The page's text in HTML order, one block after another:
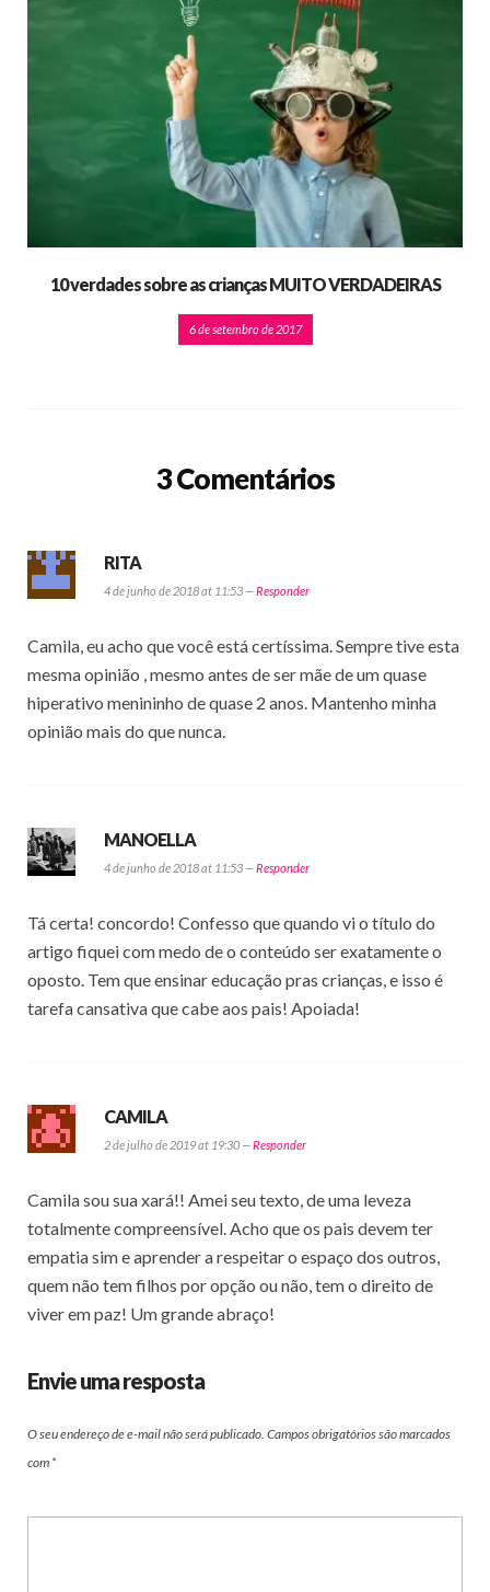
10 verdades sobre as crianças MUITO VERDADEIRAS
6 de setembro de 2017
3 Comentários
RITA
4 de junho de 2018 at 11:53 —Responder
Camila, eu acho que você está certíssima. Sempre tive esta
mesma opinião , mesmo antes de ser mãe de um quase
hiperativo menininho de quase 2 anos. Mantenho minha
opinião mais do que nunca.
MANOELLA
4 de junho de 2018 at 11:53 —Responder
Tá certa! concordo! Confesso que quando vi o título do
artigo fiquei com medo de o conteúdo ser exatamente o
oposto. Tem que ensinar educação pras crianças, e isso é
tarefa cansativa que cabe aos pais! Apoiada!
CAMILA
2 de julho de 2019 at 19:30 —Responder
Camila sou sua xará!! Amei seu texto, de uma leveza
totalmente compreensível. Acho que os pais devem ter
empatia sim e aprender a respeitar o espaço dos outros,
quem não tem filhos por opção ou não, tem o direito de
viver em paz! Um grande abraço!
Envie uma resposta
O seu endereço de e-mail não será publicado. Campos obrigatórios são marcados
com *